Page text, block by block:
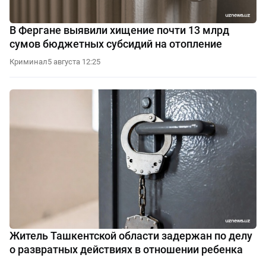
В Фергане выявили хищение почти 13 млрд
сумов бюджетных субсидий на отопление
Криминал5 августа 12:25
Житель Ташкентской области задержан по делу
о развратных действиях в отношении ребенка